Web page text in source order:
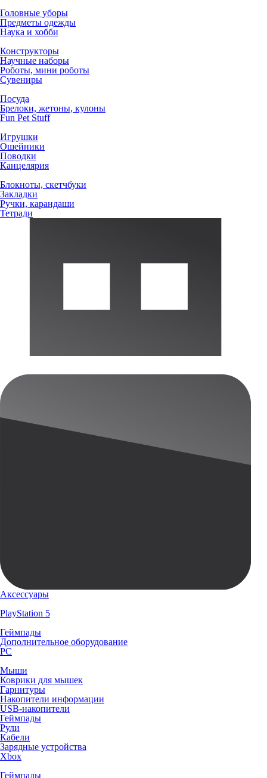
Головные уборы
Предметы одежды
Наука и хобби
Конструкторы
Научные наборы
Роботы, мини роботы
Сувениры
Посуда
Брелоки, жетоны, кулоны
Fun Pet Stuff
Игрушки
Ошейники
Поводки
Канцелярия
Блокноты, скетчбуки
Закладки
Ручки, карандаши
Тетради
Аксессуары
PlayStation 5
Геймпады
Дополнительное оборудование
PC
Мыши
Коврики для мышек
Гарнитуры
Накопители информации
USB-накопители
Геймпады
Рули
Кабели
Зарядные устройства
Xbox
Геймпады